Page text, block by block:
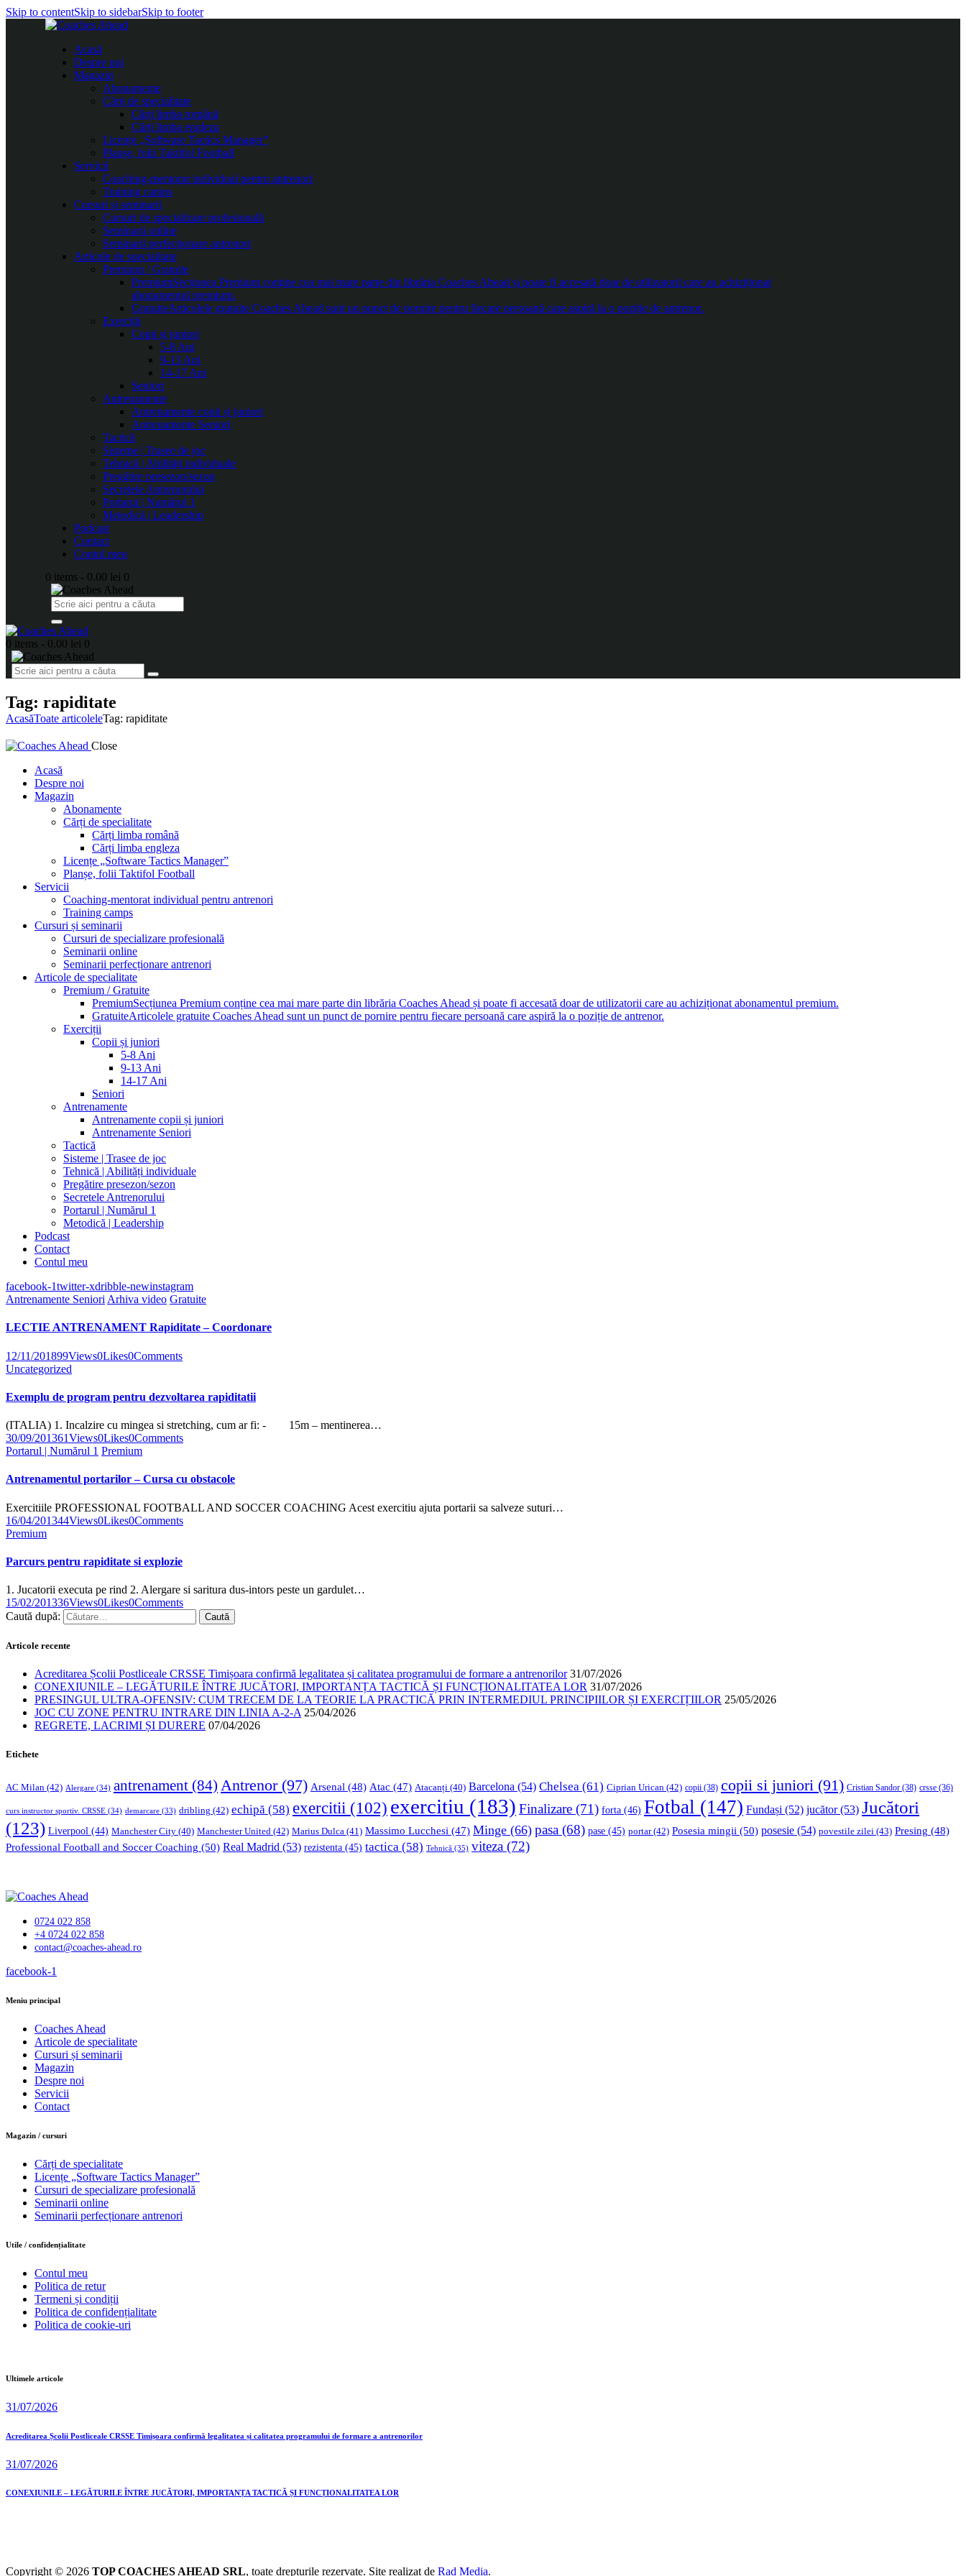
Skip to contentSkip to sidebarSkip to footer
Acasă
Despre noi
Magazin
Abonamente
Cărți de specialitate
Cărți limba română
Cărți limba engleza
Licențe „Software Tactics Manager”
Planșe, folii Taktifol Football
Servicii
Coaching-mentorat individual pentru antrenori
Training camps
Cursuri și seminarii
Cursuri de specializare profesională
Seminarii online
Seminarii perfecționare antrenori
Articole de specialitate
Premium / Gratuite
PremiumSecțiunea Premium conține cea mai mare parte din librăria Coaches Ahead și poate fi accesată doar de utilizatorii care au achiziționat
abonamentul premium.
GratuiteArticolele gratuite Coaches Ahead sunt un punct de pornire pentru fiecare persoană care aspiră la o poziție de antrenor.
Exerciții
Copii și juniori
5-8 Ani
9-13 Ani
14-17 Ani
Seniori
Antrenamente
Antrenamente copii și juniori
Antrenamente Seniori
Tactică
Sisteme | Trasee de joc
Tehnică | Abilități individuale
Pregătire presezon/sezon
Secretele Antrenorului
Portarul | Numărul 1
Metodică | Leadership
Podcast
Contact
Contul meu
0 items - 0.00 lei 0
0 items - 0.00 lei 0
Tag: rapiditate
AcasăToate articoleleTag: rapiditate
Close
Acasă
Despre noi
Magazin
Abonamente
Cărți de specialitate
Cărți limba română
Cărți limba engleza
Licențe „Software Tactics Manager”
Planșe, folii Taktifol Football
Servicii
Coaching-mentorat individual pentru antrenori
Training camps
Cursuri și seminarii
Cursuri de specializare profesională
Seminarii online
Seminarii perfecționare antrenori
Articole de specialitate
Premium / Gratuite
PremiumSecțiunea Premium conține cea mai mare parte din librăria Coaches Ahead și poate fi accesată doar de utilizatorii care au achiziționat abonamentul premium.
GratuiteArticolele gratuite Coaches Ahead sunt un punct de pornire pentru fiecare persoană care aspiră la o poziție de antrenor.
Exerciții
Copii și juniori
5-8 Ani
9-13 Ani
14-17 Ani
Seniori
Antrenamente
Antrenamente copii și juniori
Antrenamente Seniori
Tactică
Sisteme | Trasee de joc
Tehnică | Abilități individuale
Pregătire presezon/sezon
Secretele Antrenorului
Portarul | Numărul 1
Metodică | Leadership
Podcast
Contact
Contul meu
facebook-1twitter-xdribble-newinstagram
Antrenamente Seniori Arhiva video Gratuite
LECTIE ANTRENAMENT Rapiditate – Coordonare
12/11/201899Views0Likes0Comments
Uncategorized
Exemplu de program pentru dezvoltarea rapiditatii
(ITALIA) 1. Incalzire cu mingea si stretching, cum ar fi: - 15m – mentinerea…
30/09/201361Views0Likes0Comments
Portarul | Numărul 1 Premium
Antrenamentul portarilor – Cursa cu obstacole
Exercitiile PROFESSIONAL FOOTBALL AND SOCCER COACHING Acest exercitiu ajuta portarii sa salveze suturi…
16/04/201344Views0Likes0Comments
Premium
Parcurs pentru rapiditate si explozie
1. Jucatorii executa pe rind 2. Alergare si saritura dus-intors peste un gardulet…
15/02/201336Views0Likes0Comments
Caută după:
Articole recente
Acreditarea Școlii Postliceale CRSSE Timișoara confirmă legalitatea și calitatea programului de formare a antrenorilor 31/07/2026
CONEXIUNILE – LEGĂTURILE ÎNTRE JUCĂTORI, IMPORTANȚA TACTICĂ ȘI FUNCȚIONALITATEA LOR 31/07/2026
PRESINGUL ULTRA-OFENSIV: CUM TRECEM DE LA TEORIE LA PRACTICĂ PRIN INTERMEDIUL PRINCIPIILOR ȘI EXERCIȚIILOR 25/05/2026
JOC CU ZONE PENTRU INTRARE DIN LINIA A-2-A 25/04/2026
REGRETE, LACRIMI ȘI DURERE 07/04/2026
Etichete
AC Milan (42) Alergare (34) antrenament (84) Antrenor(97) Arsenal (48) Atac (47) Atacanți (40) Barcelona (54) Chelsea (61) Ciprian Urican (42) copii (38) copii si juniori (91) Cristian Sandor (38) crsse (36)
curs instructor sportiv. CRSSE (34) demarcare (33) dribling (42) echipă (58) exercitii (102) exercitiu (183) Finalizare (71) forta (46) Fotbal (147) Fundași (52) jucător(53) Jucători
(123) Liverpool (44) Manchester City (40) Manchester United (42) Marius Dulca (41) Massimo Lucchesi (47) Minge (66) pasa (68) pase (45) portar(42) Posesia mingii (50) posesie (54) povestile zilei (43) Presing (48)
Professional Football and Soccer Coaching (50) Real Madrid (53) rezistenta (45) tactica (58) Tehnică (35) viteza (72)
0724 022 858
+4 0724 022 858
contact@coaches-ahead.ro
facebook-1
Meniu principal
Coaches Ahead
Articole de specialitate
Cursuri și seminarii
Magazin
Despre noi
Servicii
Contact
Magazin / cursuri
Cărți de specialitate
Licențe „Software Tactics Manager”
Cursuri de specializare profesională
Seminarii online
Seminarii perfecționare antrenori
Utile / confidențialitate
Contul meu
Politica de retur
Termeni și condiții
Politica de confidențialitate
Politica de cookie-uri
Ultimele articole
31/07/2026
Acreditarea Școlii Postliceale CRSSE Timișoara confirmă legalitatea și calitatea programului de formare a antrenorilor
31/07/2026
CONEXIUNILE – LEGĂTURILE ÎNTRE JUCĂTORI, IMPORTANȚA TACTICĂ ȘI FUNCȚIONALITATEA LOR
Copyright © 2026 TOP COACHES AHEAD SRL, toate drepturile rezervate. Site realizat de Rad Media.